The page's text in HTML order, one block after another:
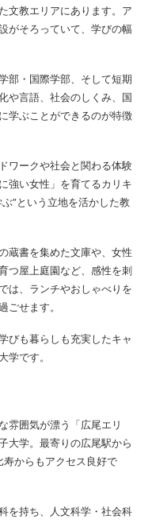
文教エリアにあります。ア
がそろっていて、学びの幅
部・国際学部、そして短期
や言語、社会のしくみ、国
学ぶことができるのが特徴
ワークや社会と関わる体験
強い女性」を育てるカリキ
”という立地を活かした教
蔵書を集めた文庫や、女性
つ屋上庭園など、感性を刺
は、ランチやおしゃべりを
せます。
びも暮らしも充実したキャ
です。
雰囲気が漂う「広尾エリ
大学。最寄りの広尾駅から
からもアクセス良好で
を持ち、人文科学・社会科